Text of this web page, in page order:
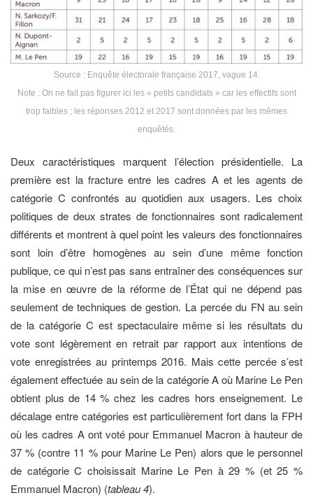
Source : Enquête électorale française 2017, vague 14.
Note : On ne fait pas figurer ici les « petits candidats » car les effectifs sont
trop faibles ; les réponses 2012 et 2017 sont données par les mêmes
enquêtés.
Deux caractéristiques marquent l’élection présidentielle. La
première est la fracture entre les cadres A et les agents de
catégorie C confrontés au quotidien aux usagers. Les choix
politiques de deux strates de fonctionnaires sont radicalement
différents et montrent à quel point les valeurs des fonctionnaires
sont loin d’être homogènes au sein d’une même fonction
publique, ce qui n’est pas sans entraîner des conséquences sur
la mise en œuvre de la réforme de l’État qui ne dépend pas
seulement de techniques de gestion. La percée du FN au sein
de la catégorie C est spectaculaire même si les résultats du
vote sont légèrement en retrait par rapport aux intentions de
vote enregistrées au printemps 2016. Mais cette percée s’est
également effectuée au sein de la catégorie A où Marine Le Pen
obtient plus de 14 % chez les cadres hors enseignement. Le
décalage entre catégories est particulièrement fort dans la FPH
où les cadres A ont voté pour Emmanuel Macron à hauteur de
37 % (contre 11 % pour Marine Le Pen) alors que le personnel
de catégorie C choisissait Marine Le Pen à 29 % (et 25 %
Emmanuel Macron) (tableau 4).